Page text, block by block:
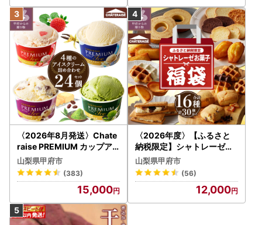
〈2026年8月発送〉Chate
raise PREMIUM カップア
イス 詰合せ 4種 24個 アイ
ス
山梨県甲府市
(383)
15,000
〈2026年度〉【ふるさと
納税限定】シャトレーゼ人
気お菓子勢ぞろい!! お菓子
福箱 シャトレーゼ
山梨県甲府市
(56)
12,000